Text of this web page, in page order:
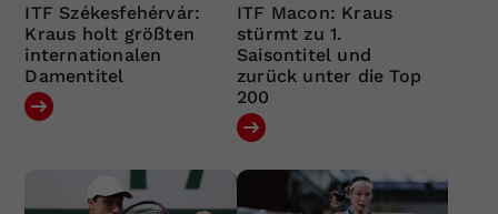
ITF Székesfehérvár:
Kraus holt größten
internationalen
Damentitel
ITF Macon: Kraus
stürmt zu 1.
Saisontitel und
zurück unter die Top
200